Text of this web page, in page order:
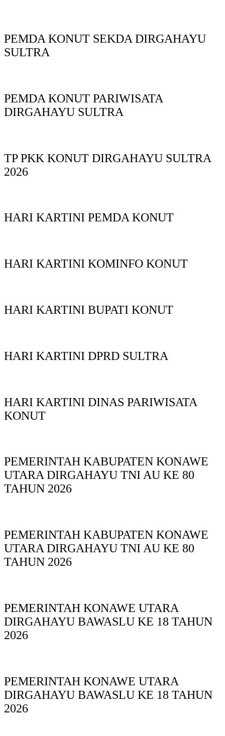
PEMDA KONUT SEKDA DIRGAHAYU
SULTRA
PEMDA KONUT PARIWISATA
DIRGAHAYU SULTRA
TP PKK KONUT DIRGAHAYU SULTRA
2026
HARI KARTINI PEMDA KONUT
HARI KARTINI KOMINFO KONUT
HARI KARTINI BUPATI KONUT
HARI KARTINI DPRD SULTRA
HARI KARTINI DINAS PARIWISATA
KONUT
PEMERINTAH KABUPATEN KONAWE
UTARA DIRGAHAYU TNI AU KE 80
TAHUN 2026
PEMERINTAH KABUPATEN KONAWE
UTARA DIRGAHAYU TNI AU KE 80
TAHUN 2026
PEMERINTAH KONAWE UTARA
DIRGAHAYU BAWASLU KE 18 TAHUN
2026
PEMERINTAH KONAWE UTARA
DIRGAHAYU BAWASLU KE 18 TAHUN
2026